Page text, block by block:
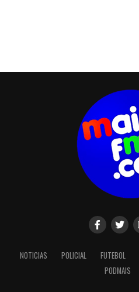
NOTICIAS POLICIAL FUTEBOL
PODMAIS